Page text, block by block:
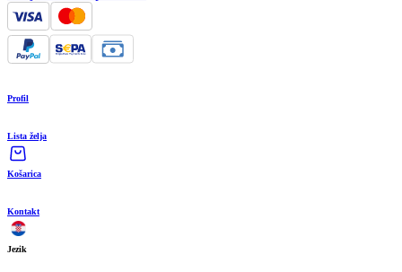
Profil
Lista želja
Košarica
Kontakt
Jezik